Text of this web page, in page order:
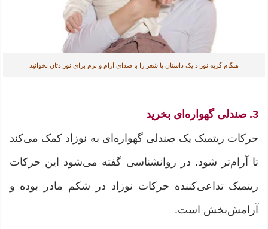
هنگام گریه نوزاد یک داستان یا شعر را با صدای آرام و نرم برای نوزادتان بخوانید
3. صندلی گهواره‌ای بخرید
حرکات ریتمیک یک صندلی گهواره‌ای به نوزاد کمک می‌کند
تا آرام‌تر شود. در روانشناسی گفته می‌شود این حرکات
ریتمیک تداعی‌کننده حرکات نوزاد در شکم مادر بوده و
آرامش‌بخش است.